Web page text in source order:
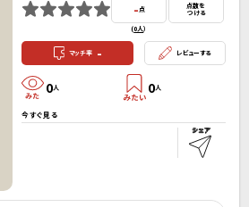
-点
(0人）
点数を
つける
マッチ率 - レビューする
0人 0人
今すぐ見る